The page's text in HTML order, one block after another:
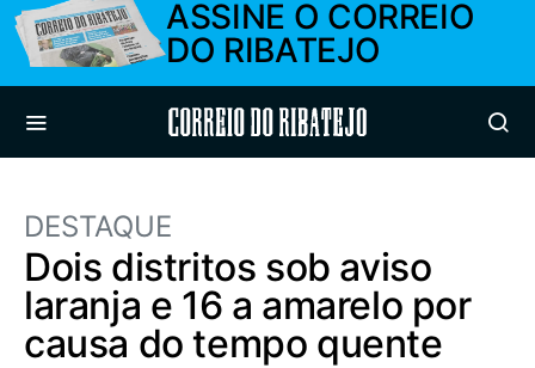
ASSINE O CORREIO
DO RIBATEJO
Correio do Ribatejo
DESTAQUE
Dois distritos sob aviso
laranja e 16 a amarelo por
causa do tempo quente